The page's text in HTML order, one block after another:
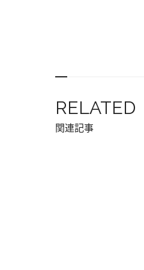
RELATED
関連記事